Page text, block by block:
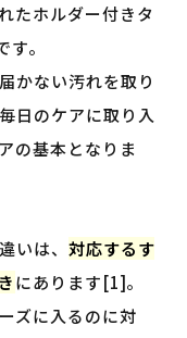
たホルダー付きタ
。
かない汚れを取り
日のケアに取り入
の基本となりま
いは、 対応するす
にあります[1]。
ズに入るのに対